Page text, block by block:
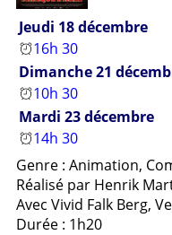
Jeudi 18 décembre
16h 30
Dimanche 21
10h 30
Mardi 23 décembre
14h 30
Genre : Animation,
Réalisé par Henrik
Avec Vivid Falk Berg,
Durée : 1h20